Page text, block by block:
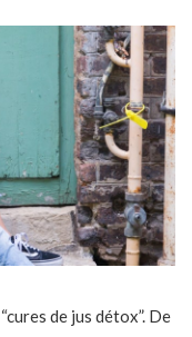
de jus détox”. De